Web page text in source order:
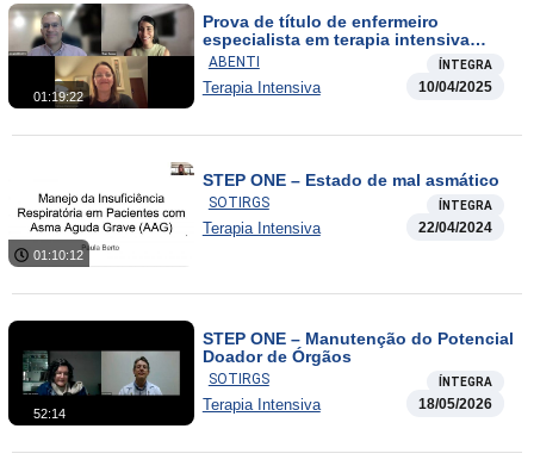
01:19:22
Prova de título de enfermeiro
especialista em terapia intensiva
2025: desvendando o edital
ABENTI ÍNTEGRA
Terapia Intensiva 10/04/2025
01:10:12
STEP ONE – Estado de mal asmático
SOTIRGS ÍNTEGRA
Terapia Intensiva 22/04/2024
52:14
STEP ONE – Manutenção do Potencial
Doador de Órgãos
SOTIRGS ÍNTEGRA
Terapia Intensiva 18/05/2026